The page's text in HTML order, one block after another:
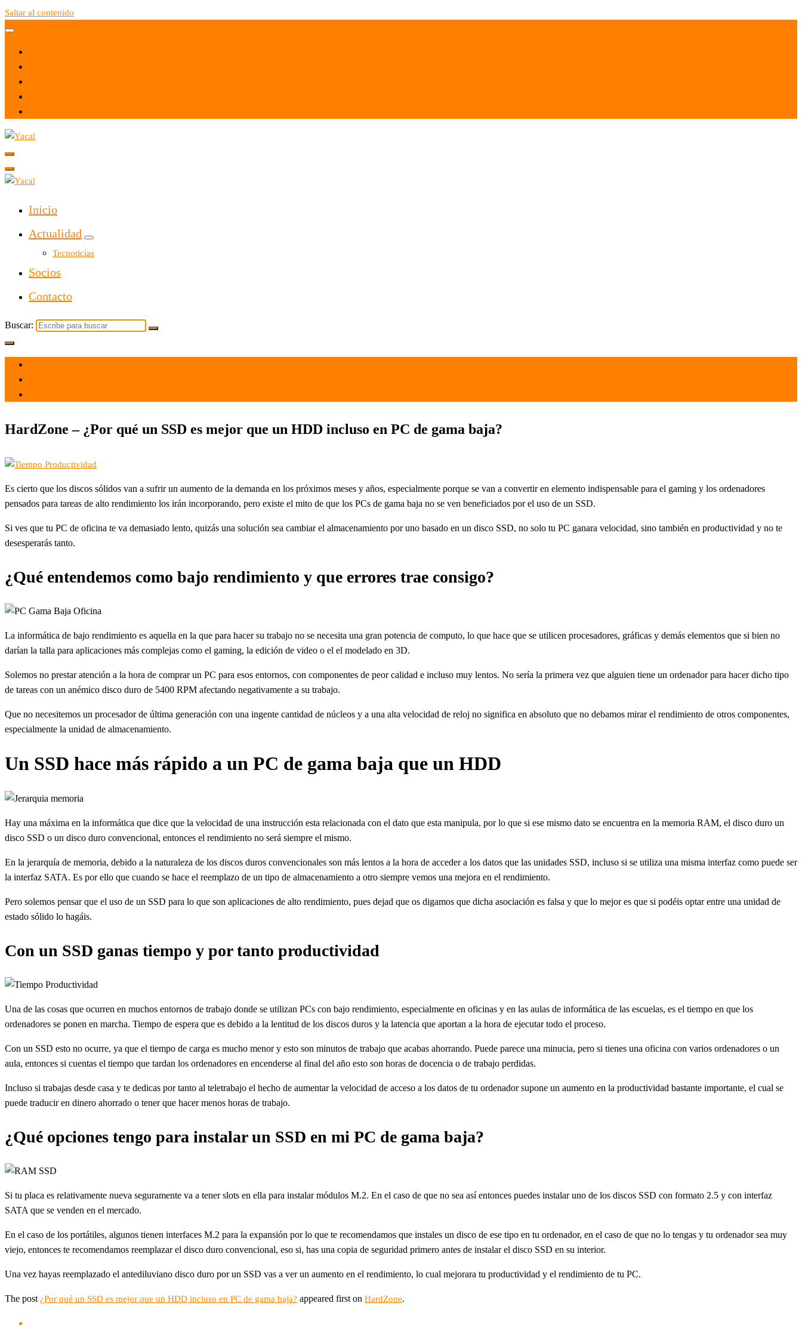
Saltar al contenido
Yacal micro hosting
Inicio
Actualidad
Tecnoticias
Socios
Contacto
Buscar:
HardZone – ¿Por qué un SSD es mejor que un HDD incluso en PC de gama baja?
Es cierto que los discos sólidos van a sufrir un aumento de la demanda en los próximos meses y años, especialmente porque se van a convertir en elemento indispensable para el gaming y los ordenadores
pensados para tareas de alto rendimiento los irán incorporando, pero existe el mito de que los PCs de gama baja no se ven beneficiados por el uso de un SSD.
Si ves que tu PC de oficina te va demasiado lento, quizás una solución sea cambiar el almacenamiento por uno basado en un disco SSD, no solo tu PC ganara velocidad, sino también en productividad y no te
desesperarás tanto.
¿Qué entendemos como bajo rendimiento y que errores trae consigo?
La informática de bajo rendimiento es aquella en la que para hacer su trabajo no se necesita una gran potencia de computo, lo que hace que se utilicen procesadores, gráficas y demás elementos que si bien no
darían la talla para aplicaciones más complejas como el gaming, la edición de video o el el modelado en 3D.
Solemos no prestar atención a la hora de comprar un PC para esos entornos, con componentes de peor calidad e incluso muy lentos. No sería la primera vez que alguien tiene un ordenador para hacer dicho tipo
de tareas con un anémico disco duro de 5400 RPM afectando negativamente a su trabajo.
Que no necesitemos un procesador de última generación con una ingente cantidad de núcleos y a una alta velocidad de reloj no significa en absoluto que no debamos mirar el rendimiento de otros componentes,
especialmente la unidad de almacenamiento.
Un SSD hace más rápido a un PC de gama baja que un HDD
Hay una máxima en la informática que dice que la velocidad de una instrucción esta relacionada con el dato que esta manipula, por lo que si ese mismo dato se encuentra en la memoria RAM, el disco duro un
disco SSD o un disco duro convencional, entonces el rendimiento no será siempre el mismo.
En la jerarquía de memoria, debido a la naturaleza de los discos duros convencionales son más lentos a la hora de acceder a los datos que las unidades SSD, incluso si se utiliza una misma interfaz como puede ser
la interfaz SATA. Es por ello que cuando se hace el reemplazo de un tipo de almacenamiento a otro siempre vemos una mejora en el rendimiento.
Pero solemos pensar que el uso de un SSD para lo que son aplicaciones de alto rendimiento, pues dejad que os digamos que dicha asociación es falsa y que lo mejor es que si podéis optar entre una unidad de
estado sólido lo hagáis.
Con un SSD ganas tiempo y por tanto productividad
Una de las cosas que ocurren en muchos entornos de trabajo donde se utilizan PCs con bajo rendimiento, especialmente en oficinas y en las aulas de informática de las escuelas, es el tiempo en que los
ordenadores se ponen en marcha. Tiempo de espera que es debido a la lentitud de los discos duros y la latencia que aportan a la hora de ejecutar todo el proceso.
Con un SSD esto no ocurre, ya que el tiempo de carga es mucho menor y esto son minutos de trabajo que acabas ahorrando. Puede parece una minucia, pero si tienes una oficina con varios ordenadores o un
aula, entonces si cuentas el tiempo que tardan los ordenadores en encenderse al final del año esto son horas de docencia o de trabajo perdidas.
Incluso si trabajas desde casa y te dedicas por tanto al teletrabajo el hecho de aumentar la velocidad de acceso a los datos de tu ordenador supone un aumento en la productividad bastante importante, el cual se
puede traducir en dinero ahorrado o tener que hacer menos horas de trabajo.
¿Qué opciones tengo para instalar un SSD en mi PC de gama baja?
Si tu placa es relativamente nueva seguramente va a tener slots en ella para instalar módulos M.2. En el caso de que no sea así entonces puedes instalar uno de los discos SSD con formato 2.5 y con interfaz
SATA que se venden en el mercado.
En el caso de los portátiles, algunos tienen interfaces M.2 para la expansión por lo que te recomendamos que instales un disco de ese tipo en tu ordenador, en el caso de que no lo tengas y tu ordenador sea muy
viejo, entonces te recomendamos reemplazar el disco duro convencional, eso si, has una copia de seguridad primero antes de instalar el disco SSD en su interior.
Una vez hayas reemplazado el antediluviano disco duro por un SSD vas a ver un aumento en el rendimiento, lo cual mejorara tu productividad y el rendimiento de tu PC.
The post ¿Por qué un SSD es mejor que un HDD incluso en PC de gama baja? appeared first on HardZone.